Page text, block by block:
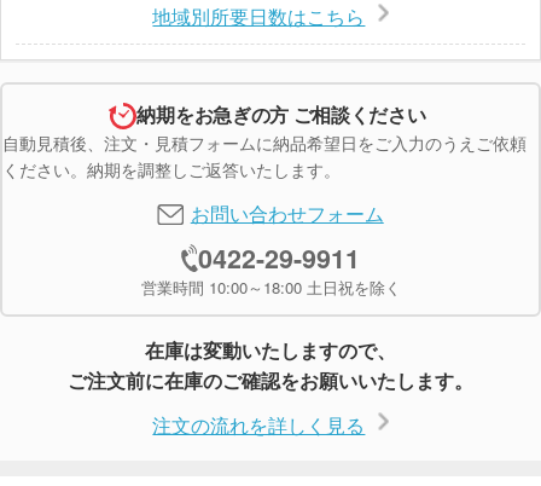
地域別所要日数はこちら
納期をお急ぎの方 ご相談ください
自動見積後、注文・見積フォームに納品希望日をご入力のうえご依頼
ください。納期を調整しご返答いたします。
お問い合わせフォーム
0422-29-9911
営業時間 10:00～18:00 土日祝を除く
在庫は変動いたしますので、
ご注文前に在庫のご確認をお願いいたします。
注文の流れを詳しく見る